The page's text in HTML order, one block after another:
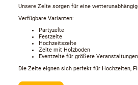
Unsere Zelte sorgen für eine
Verfügbare Varianten:
Partyzelte
Festzelte
Hochzeitszelte
Zelte mit Holzboden
Eventzelte für größere Veranstaltungen
Die Zelte eignen sich perfekt für Hochzeiten,